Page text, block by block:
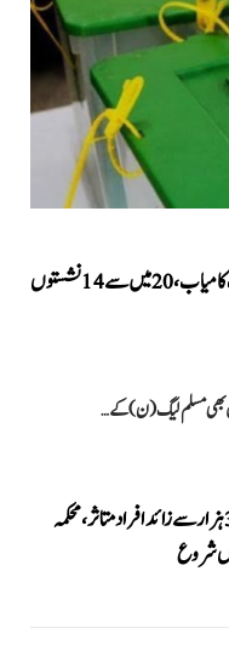
آزاد کشمیر الیکشن کا دوسرے مرحلے میں بھی ن لیگ کامیاب، 20 میں سے 14 نشستوں
بھی مسلم لیگ (ن) کے…
دیر بالا میں ہیضے کی وباء، 3 ہزار سے زائد افراد متاثر، محکمہ
شروع